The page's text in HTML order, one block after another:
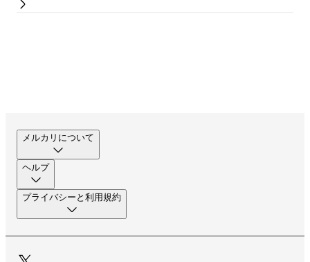
メルカリについて
ヘルプ
プライバシーと利用規約